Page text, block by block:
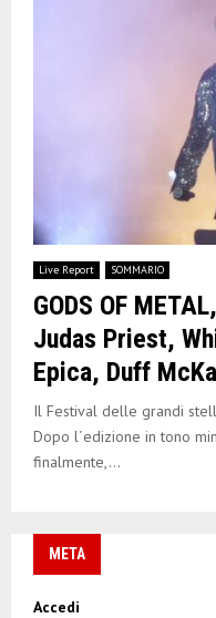
Live Report SOMMARIO
GODS OF
Judas Priest,
Epica, Duff
Il Festival delle grandi
Dopo l´edizione in tono
finalmente,...
META
Accedi